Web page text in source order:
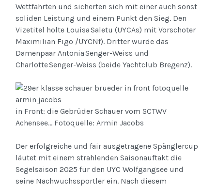
Wettfahrten und sicherten sich mit einer auch sonst
soliden Leistung und einem Punkt den Sieg. Den
Vizetitel holte Louisa Saletu (UYCAs) mit Vorschoter
Maximilian Figo /UYCNf). Dritter wurde das
Damenpaar Antonia Senger-Weiss und
Charlotte Senger-Weiss (beide Yachtclub Bregenz).
in Front: die Gebrüder Schauer vom SCTWV
Achensee... Fotoquelle: Armin Jacobs
Der erfolgreiche und fair ausgetragene Spänglercup
läutet mit einem strahlenden Saisonauftakt die
Segelsaison 2025 für den UYC Wolfgangsee und
seine Nachwuchssportler ein. Nach diesem